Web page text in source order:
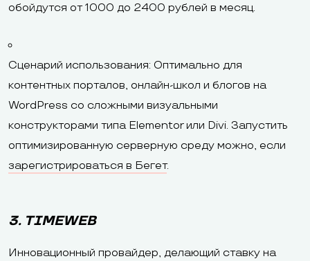
обойдутся от 1000 до 2400 рублей в месяц.
Сценарий использования: Оптимально для
контентных порталов, онлайн-школ и блогов на
WordPress со сложными визуальными
конструкторами типа Elementor или Divi. Запустить
оптимизированную серверную среду можно, если
зарегистрироваться в Бегет.
3. TIMEWEB
Инновационный провайдер, делающий ставку на